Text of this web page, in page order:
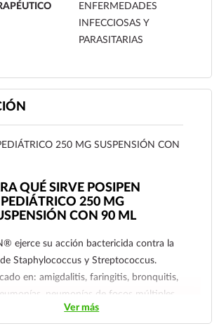
ENFERMEDADES
INFECCIOSAS Y
PARASITARIAS
250 MG SUSPENSIÓN CON
QUÉ SIRVE POSIPEN
PEDIÁTRICO 250 MG
CON 90 ML
ejerce su acción bactericida contra la
Staphylococcus y Streptococcus.
en: amigdalitis, faringitis, bronquitis,
neumonías de focos múltiples,
las complicaciones graves de éstas,
Ver más